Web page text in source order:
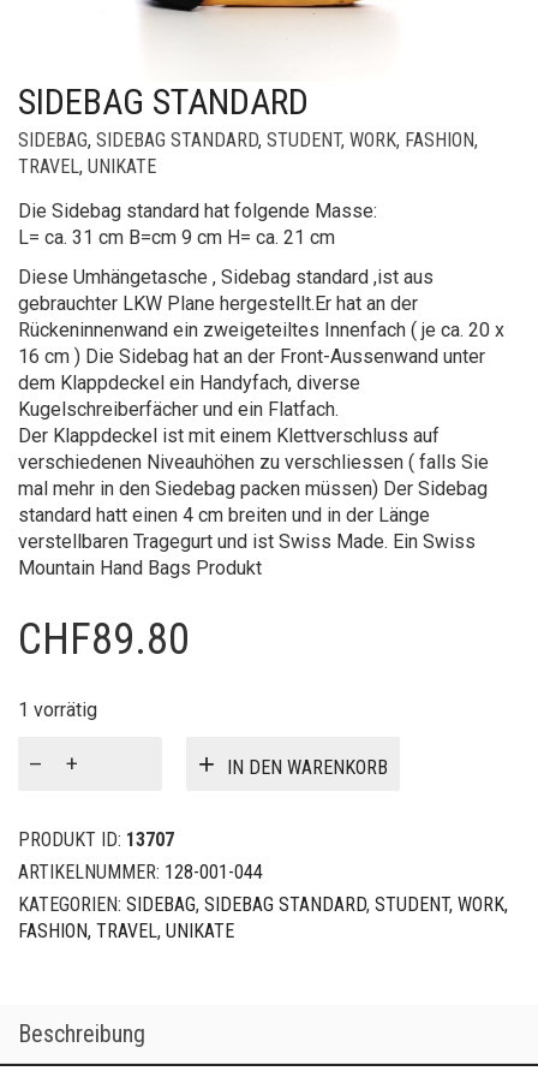
SIDEBAG STANDARD
SIDEBAG, SIDEBAG STANDARD, STUDENT, WORK, FASHION,
TRAVEL, UNIKATE
Die Sidebag standard hat folgende Masse:
L= ca. 31 cm B=cm 9 cm H= ca. 21 cm
Diese Umhängetasche , Sidebag standard ,ist aus
gebrauchter LKW Plane hergestellt.Er hat an der
Rückeninnenwand ein zweigeteiltes Innenfach ( je ca. 20 x
16 cm ) Die Sidebag hat an der Front-Aussenwand unter
dem Klappdeckel ein Handyfach, diverse
Kugelschreiberfächer und ein Flatfach.
Der Klappdeckel ist mit einem Klettverschluss auf
verschiedenen Niveauhöhen zu verschliessen ( falls Sie
mal mehr in den Siedebag packen müssen) Der Sidebag
standard hatt einen 4 cm breiten und in der Länge
verstellbaren Tragegurt und ist Swiss Made. Ein Swiss
Mountain Hand Bags Produkt
CHF89.80
1 vorrätig
Standard
IN DEN WARENKORB
PRODUKT ID: 13707
ARTIKELNUMMER: 128-001-044
KATEGORIEN: SIDEBAG, SIDEBAG STANDARD, STUDENT, WORK,
FASHION, TRAVEL, UNIKATE
Beschreibung